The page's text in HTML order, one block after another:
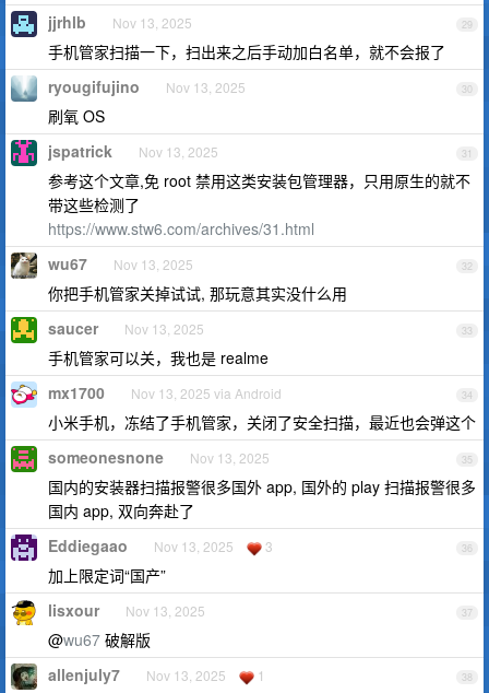
29
jjrhlb Nov 13, 2025
手机管家扫描一下，扫出来之后手动加白名单，就不会报了
30
ryougifujino Nov 13, 2025
刷氧 OS
31
jspatrick Nov 13, 2025
参考这个文章,免 root 禁用这类安装包管理器，只用原生的就不
带这些检测了
https://www.stw6.com/archives/31.html
32
wu67 Nov 13, 2025
你把手机管家关掉试试, 那玩意其实没什么用
33
saucer Nov 13, 2025
手机管家可以关，我也是 realme
34
mx1700 Nov 13, 2025 via Android
小米手机，冻结了手机管家，关闭了安全扫描，最近也会弹这个
35
someonesnone Nov 13, 2025
国内的安装器扫描报警很多国外 app, 国外的 play 扫描报警很多
国内 app, 双向奔赴了
36
Eddiegaao Nov 13, 2025 3
加上限定词“国产”
37
lisxour Nov 13, 2025
@wu67 破解版
38
allenjuly7 Nov 13, 2025 1